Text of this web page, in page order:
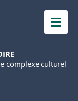
complexe culturel